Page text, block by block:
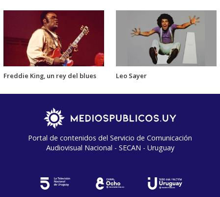
Freddie King, un rey del blues Leo Sayer
Portal de contenidos del Servicio de Comunicación
Audiovisual Nacional - SECAN - Uruguay